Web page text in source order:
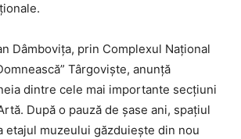
Dâmbovița, prin Complexul Național
Târgoviște, anunță
dintre cele mai importante secțiuni
După o pauză de șase ani, spațiul
etajul muzeului găzduiește din nou